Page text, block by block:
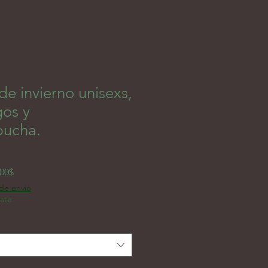
invierno unisexs,
y
Prix promotionnel
envio